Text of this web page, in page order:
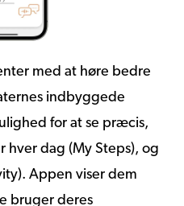
med at høre bedre
indbyggede
for at se præcis,
hver dag (My Steps), og
Appen viser dem
bruger deres